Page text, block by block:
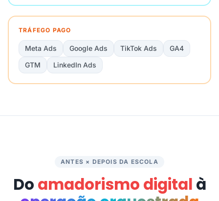
TRÁFEGO PAGO
Meta Ads Google Ads TikTok Ads
GA4
GTM
LinkedIn Ads
ANTES × DEPOIS DA ESCOLA
Do amadorismo digital à